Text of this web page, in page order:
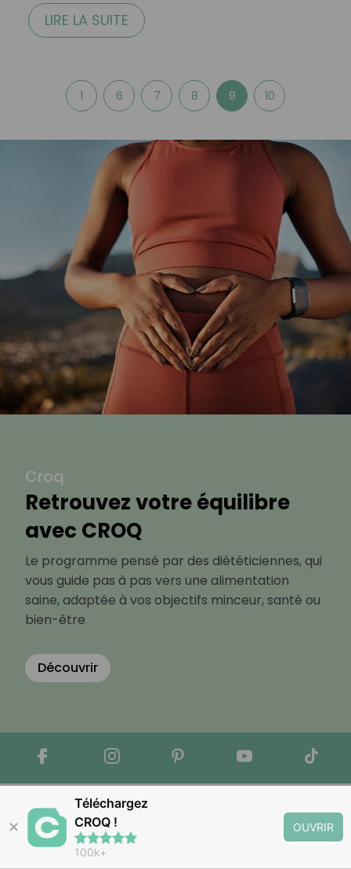
LIRE LA SUITE
1 6 7 8 9 10
Croq
Retrouvez votre équilibre
avec CROQ
Le programme pensé par des diététiciennes, qui
vous guide pas à pas vers une alimentation
saine, adaptée à vos objectifs minceur, santé ou
bien-être
Découvrir
✕
Téléchargez
CROQ !
100k+
OUVRIR